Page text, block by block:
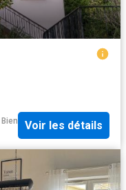
Bien
Voir les détails